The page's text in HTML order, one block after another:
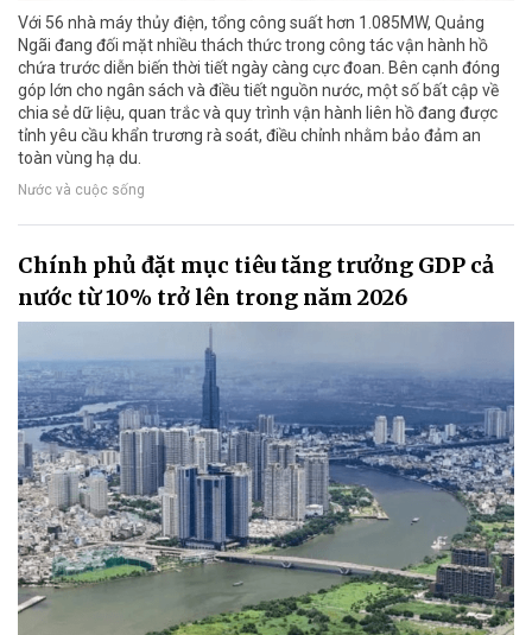
Với 56 nhà máy thủy điện, tổng công suất hơn 1.085MW, Quảng
Ngãi đang đối mặt nhiều thách thức trong công tác vận hành hồ
chứa trước diễn biến thời tiết ngày càng cực đoan. Bên cạnh đóng
góp lớn cho ngân sách và điều tiết nguồn nước, một số bất cập về
chia sẻ dữ liệu, quan trắc và quy trình vận hành liên hồ đang được
tỉnh yêu cầu khẩn trương rà soát, điều chỉnh nhằm bảo đảm an
toàn vùng hạ du.
Nước và cuộc sống
Chính phủ đặt mục tiêu tăng trưởng GDP cả
nước từ 10% trở lên trong năm 2026